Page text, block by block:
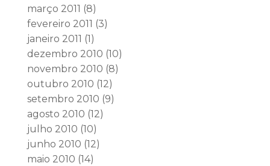
março 2011 (8)
fevereiro 2011 (3)
janeiro 2011 (1)
dezembro 2010 (10)
novembro 2010 (8)
outubro 2010 (12)
setembro 2010 (9)
agosto 2010 (12)
julho 2010 (10)
junho 2010 (12)
maio 2010 (14)